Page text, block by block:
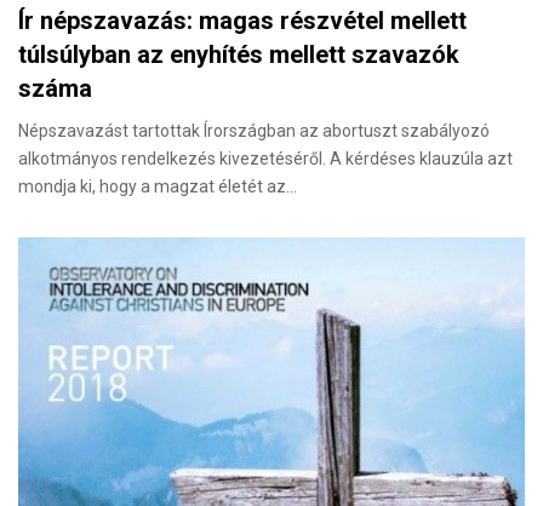
Ír népszavazás: magas részvétel mellett
túlsúlyban az enyhítés mellett szavazók
száma
Népszavazást tartottak Írországban az abortuszt szabályozó
alkotmányos rendelkezés kivezetéséről. A kérdéses klauzúla azt
mondja ki, hogy a magzat életét az…